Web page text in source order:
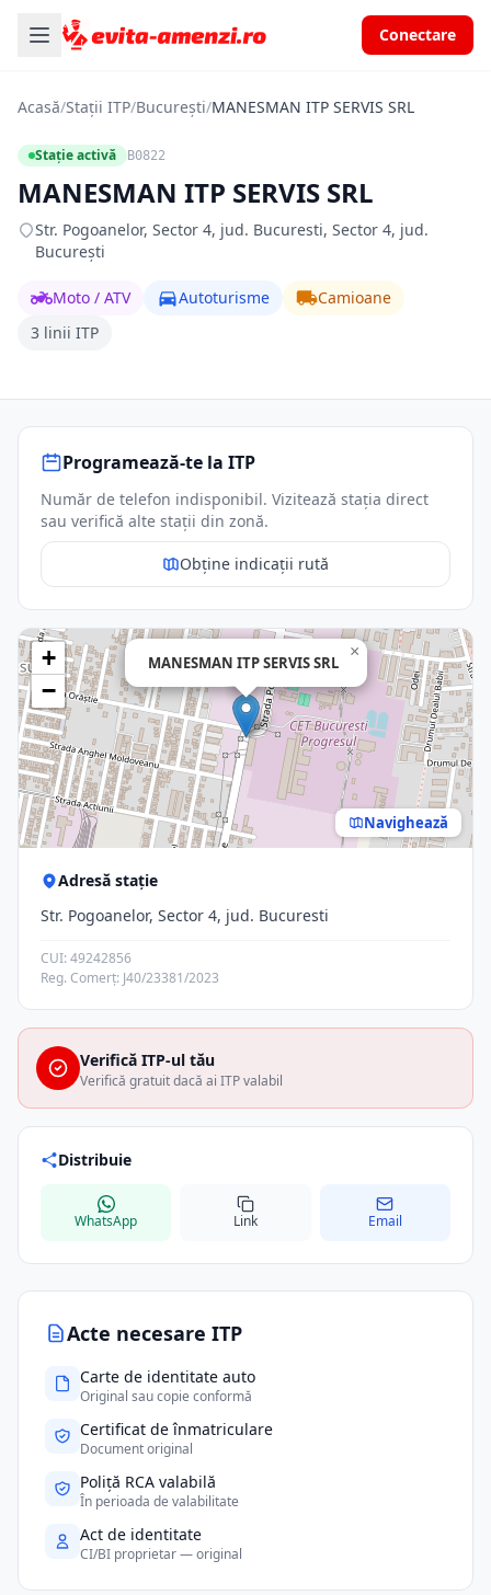
Conectare
Acasă/Stații ITP/București/MANESMAN ITP SERVIS SRL
Stație activă B0822
MANESMAN ITP SERVIS SRL
Str. Pogoanelor, Sector 4, jud. Bucuresti, Sector 4, jud.
București
Moto / ATV Autoturisme
Camioane
3 linii ITP
Acte necesare ITP
Carte de identitate auto
Original sau copie conformă
Certificat de înmatriculare
Document original
Poliță RCA valabilă
În perioada de valabilitate
Act de identitate
CI/BI proprietar — original
Programează-te la ITP
Număr de telefon indisponibil. Vizitează stația direct
sau verifică alte stații din zonă.
Obține indicații rută
MANESMAN ITP SERVIS SRL
×
+
−
Navighează
Adresă stație
Str. Pogoanelor, Sector 4, jud. Bucuresti
CUI: 49242856
Reg. Comerț: J40/23381/2023
Verifică ITP-ul tău
Verifică gratuit dacă ai ITP valabil
Distribuie
WhatsApp Link Email